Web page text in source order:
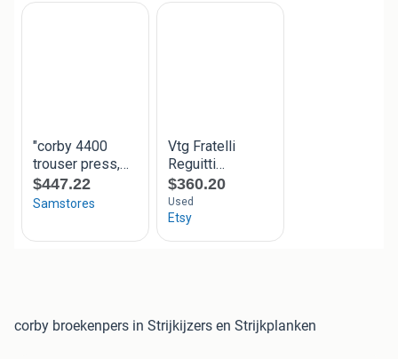
corby broekenpers in Strijkijzers en Strijkplanken